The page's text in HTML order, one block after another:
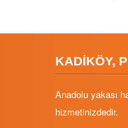
KADİKÖY,
Anadolu yakası
hizmetinizdedir.